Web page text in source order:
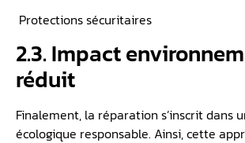
️ Protections sécuritaires
2.3. Impact
réduit
Finalement, la réparation s’inscrit dans
écologique responsable. Ainsi, cette